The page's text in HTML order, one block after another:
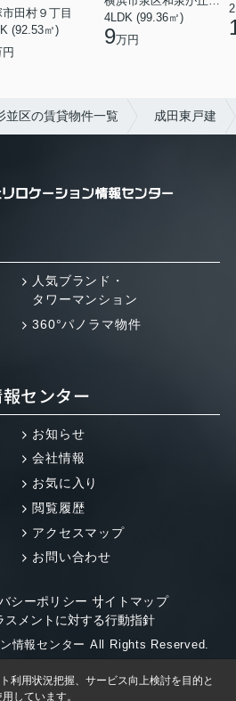
田村９丁目
(92.53㎡)
4LDK (99.36㎡)
9万円
並区の賃貸物件一覧 成田東戸建
人気ブランド・
タワーマンション
360°パノラマ物件
センター
お知らせ
会社情報
お気に入り
閲覧履歴
アクセスマップ
お問い合わせ
シーポリシー サイトマップ
スメントに対する行動指針
情報センター All Rights Reserved.
利用状況把握、サービス向上検討を目的と
しています。